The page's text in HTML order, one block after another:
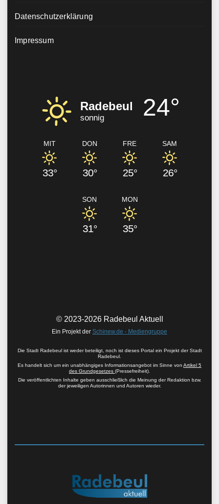
Datenschutzerklärung
Impressum
Radebeul
sonnig 24°
MIT
33°
DON
30°
FRE
25°
SAM
26°
SON
31°
MON
35°
© 2023-2026 Radebeul Aktuell
Ein Projekt der Schinew.de - Mediengruppe
Die Stadt Radebeul ist weder beteiligt, noch ist dieses Portal ein Projekt der Stadt
Radebeul.
Es handelt sich um ein unabhängiges Informationsangebot im Sinne von Artikel 5
des Grundgesetzes (Pressefreiheit).
Die veröffentlichten Inhalte geben ausschließlich die Meinung der Redaktion bzw.
der jeweiligen Autorinnen und Autoren wieder.